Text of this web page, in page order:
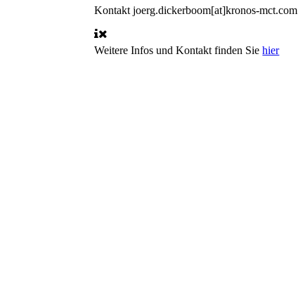
Kontaktjoerg.dickerboom[at]kronos-mct.com
Weitere Infos und Kontakt finden Siehier